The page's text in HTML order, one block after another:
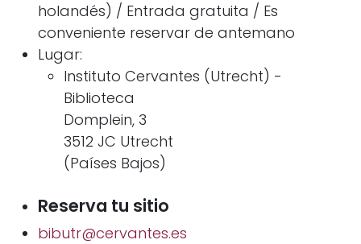
holandés) / Entrada gratuita / Es
conveniente reservar de antemano
Lugar:
Instituto Cervantes (Utrecht) -
Biblioteca
Domplein, 3
3512 JC Utrecht
(Países Bajos)
Reserva tu sitio
bibutr@cervantes.es